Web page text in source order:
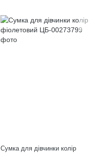
Сумка для дівчинки колір